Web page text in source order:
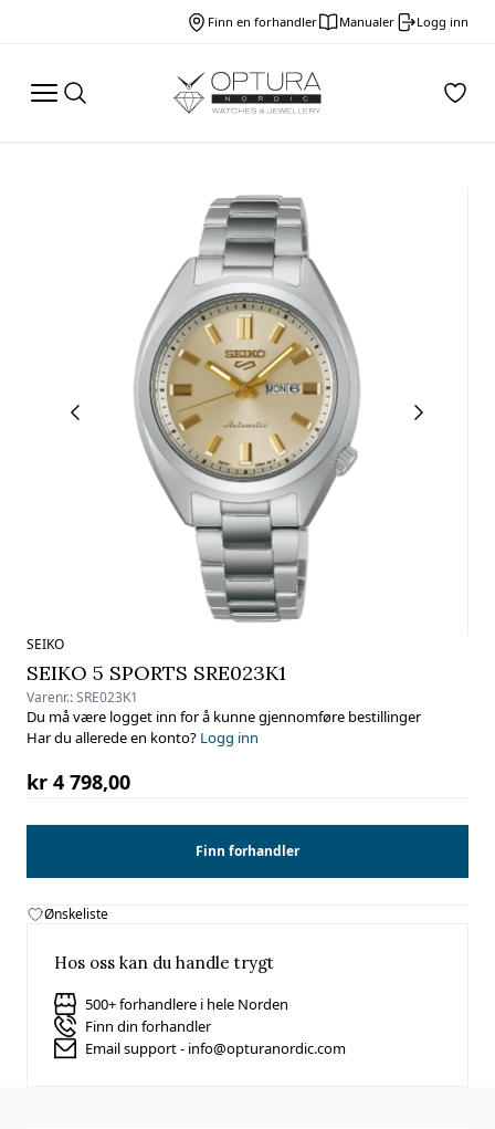
Finn en forhandler Manualer Logg inn
SEIKO
SEIKO 5 SPORTS SRE023K1
Varenr.:SRE023K1
Du må være logget inn for å kunne gjennomføre bestillinger
Har du allerede en konto? Logg inn
kr 4 798,00
Finn forhandler
Ønskeliste
Hos oss kan du handle trygt
500+ forhandlere i hele Norden
Finn din forhandler
Email support - info@opturanordic.com